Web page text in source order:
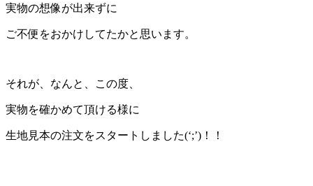
実物の想像が出来ずに
ご不便をおかけしてたかと思います。
それが、なんと、この度、
実物を確かめて頂ける様に
生地見本の注文をスタートしました(‘;’)！！